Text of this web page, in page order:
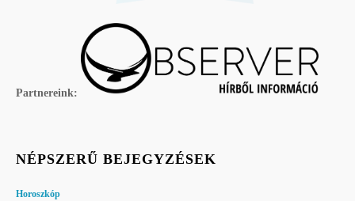
Partnereink:
NÉPSZERŰ BEJEGYZÉSEK
Horoszkóp